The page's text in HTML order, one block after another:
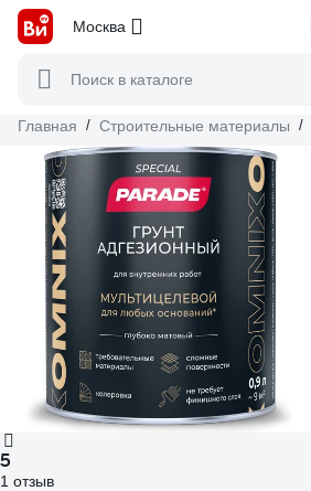
Москва
Поиск в каталоге
Главная / Строительные материалы /
5
1 отзыв